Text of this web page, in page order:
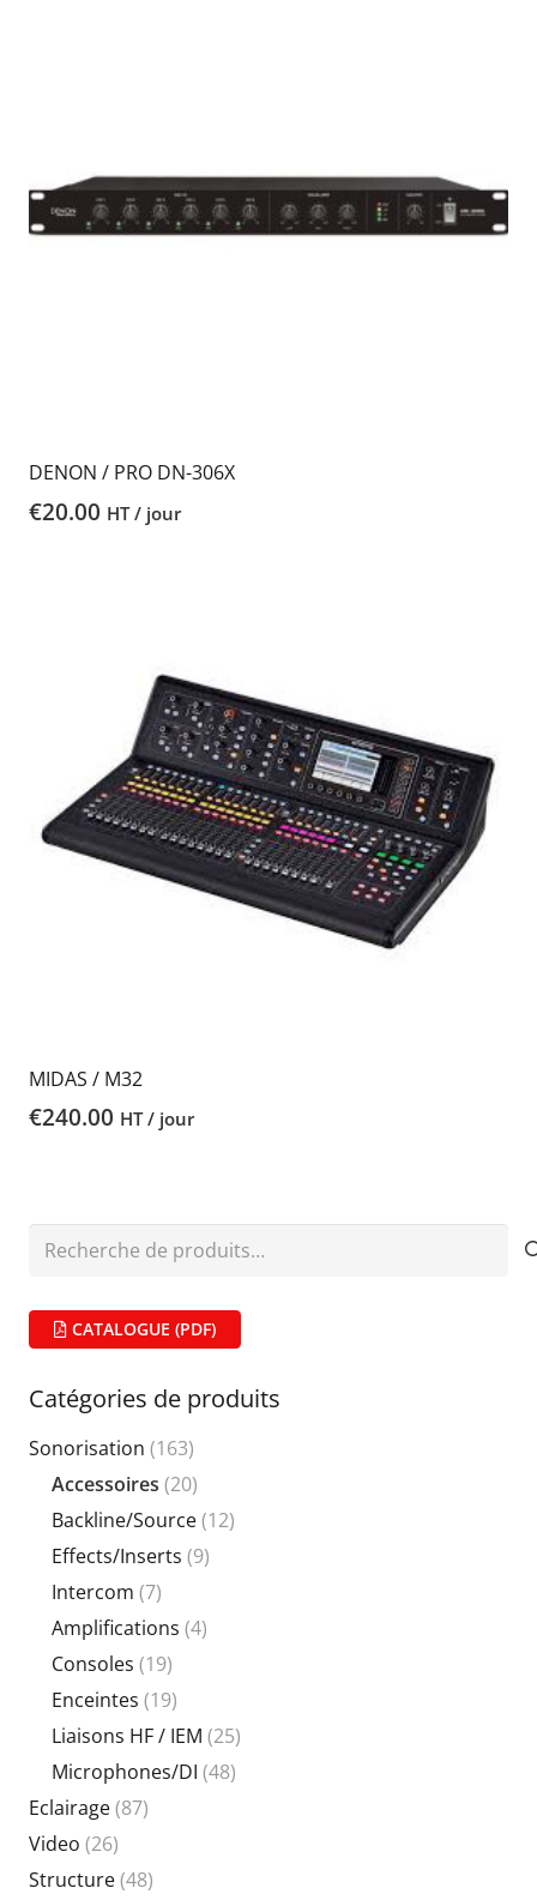
DENON / PRO DN-306X
€20.00 HT / jour
MIDAS / M32
€240.00 HT / jour
Recherche
CATALOGUE (PDF)
Catégories de produits
Sonorisation (163)
Accessoires (20)
Backline/Source(12)
Effects/Inserts (9)
Intercom (7)
Amplifications (4)
Consoles (19)
Enceintes (19)
Liaisons HF / IEM (25)
Microphones/DI (48)
Eclairage(87)
Video (26)
Structure(48)